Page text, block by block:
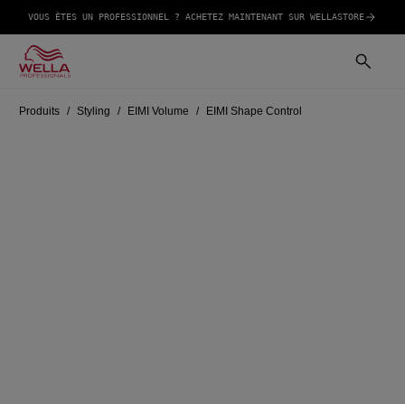
VOUS ÊTES UN PROFESSIONNEL ? ACHETEZ MAINTENANT SUR WELLASTORE
Produits Styling EIMI Volume EIMI Shape Control